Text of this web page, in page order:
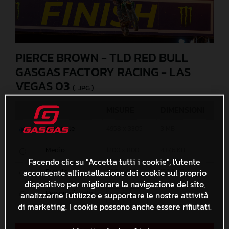
PIERCE BROWN - TLD RED BULL
GASGAS FACTORY RACING - LAS
VEGAS 03 (. JPG )
Originale
Piccolo 600 x 400 156,3 KB
Personalizzato x
Facendo clic su "Accetta tutti i cookie", l'utente
acconsente all'installazione dei cookie sul proprio
dispositivo per migliorare la navigazione del sito,
analizzarne l'utilizzo e supportare le nostre attività
di marketing. I cookie possono anche essere rifiutati.